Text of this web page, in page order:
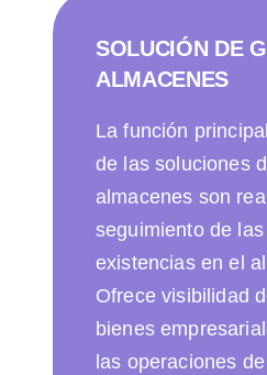
SOLUCIÓN DE
ALMACENES
La función
de las soluciones
almacenes son
seguimiento de
existencias en el
Ofrece visibilidad
bienes
las operaciones